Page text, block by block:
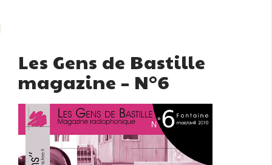
Les Gens de Bastille
magazine – N°6